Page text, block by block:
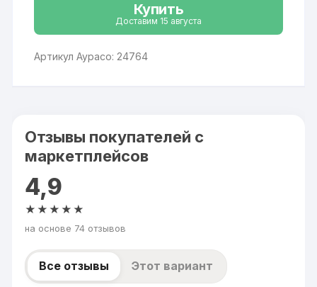
Купить
Доставим 15 августа
Артикул Аурасо: 24764
Отзывы покупателей с
маркетплейсов
4,9
★★★★★
на основе 74 отзывов
Все отзывы Этот вариант